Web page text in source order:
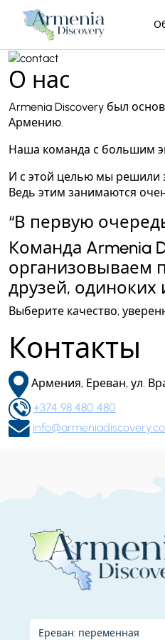
О нас
Armenia Discovery был
Армению.
Наша команда с большим
И с этой целью мы решили
Ведь этим занимаются
“В первую
Команда Armenia
организовываем
друзей,
Выберите качество,
Контакты
Армения, Ереван, ул.
+374 98 480 480
Ереван: переменная